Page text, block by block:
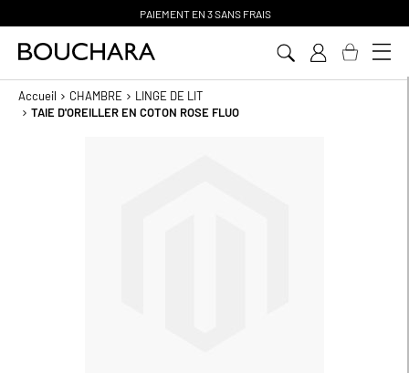
PAIEMENT EN 3 SANS FRAIS
Accueil CHAMBRE
LINGE DE LIT
TAIE D'OREILLER EN COTON ROSE FLUO